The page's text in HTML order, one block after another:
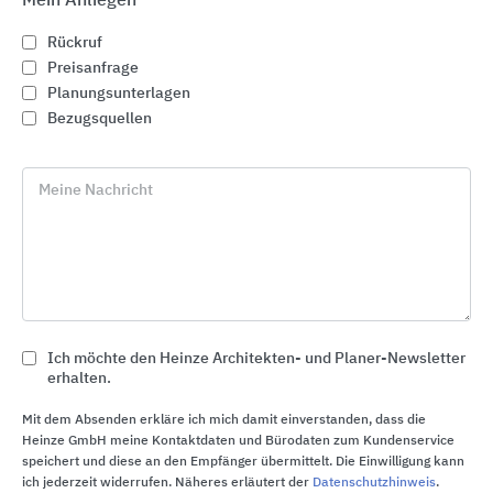
Ähnliche Hersteller
Schlüter-Systems
HANNO
Das könnte Sie auch interessieren
DELTA®-Mauerwerkssperren
Abdichtung von erdberührten Bauteilen – DIN
18533
Rückruf
Preisanfrage
Planungsunterlagen
Bezugsquellen
Meine Nachricht
Ich möchte den Heinze Architekten- und Planer-Newsletter
erhalten.
Mit dem Absenden erkläre ich mich damit einverstanden, dass die
Heinze GmbH meine Kontaktdaten und Bürodaten zum Kundenservice
speichert und diese an den Empfänger übermittelt. Die Einwilligung kann
ich jederzeit widerrufen. Näheres erläutert der Datenschutzhinweis.